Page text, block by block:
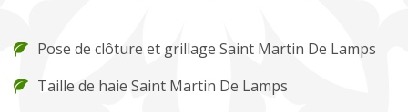
Pose de clôture et grillage Saint Martin De Lamps
Taille de haie Saint Martin De Lamps